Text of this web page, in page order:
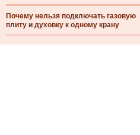
Почему нельзя подключать газовую
плиту и духовку к одному крану